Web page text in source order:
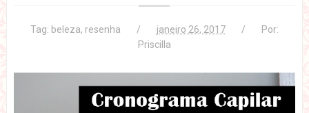
Tag: beleza, resenha janeiro 26, 2017
Por:
Priscilla